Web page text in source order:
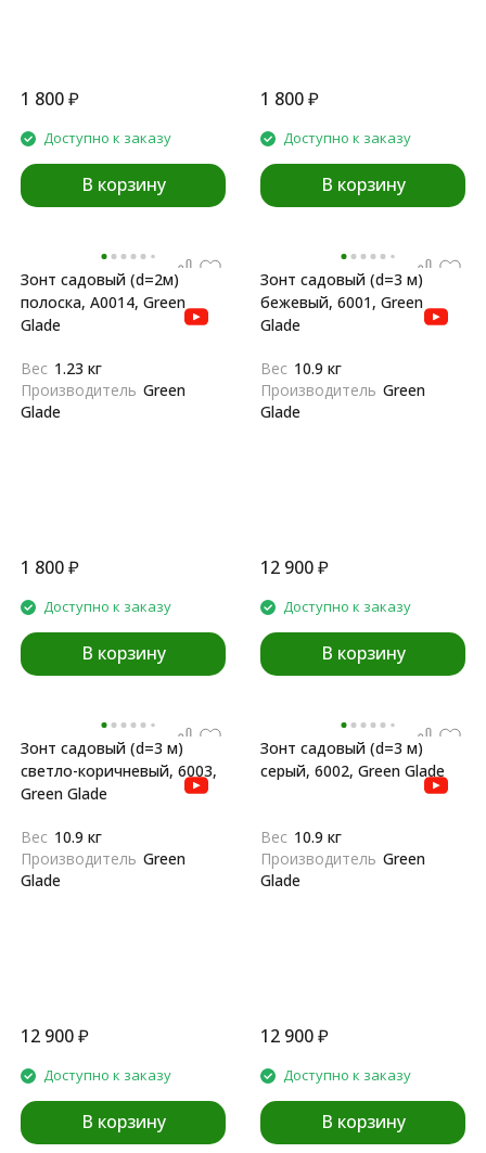
1 800₽
Доступно к заказу
В корзину
1 800₽
Доступно к заказу
В корзину
Зонт садовый (d=2м)
полоска, A0014, Green
Glade
Вес 1.23 кг
Производитель Green
Glade
1 800₽
Доступно к заказу
В корзину
Зонт садовый (d=3 м)
бежевый, 6001, Green
Glade
Вес 10.9 кг
Производитель Green
Glade
12 900₽
Доступно к заказу
В корзину
Зонт садовый (d=3 м)
светло-коричневый, 6003,
Green Glade
Вес 10.9 кг
Производитель Green
Glade
12 900₽
Доступно к заказу
В корзину
Зонт садовый (d=3 м)
серый, 6002, Green Glade
Вес 10.9 кг
Производитель Green
Glade
12 900₽
Доступно к заказу
В корзину